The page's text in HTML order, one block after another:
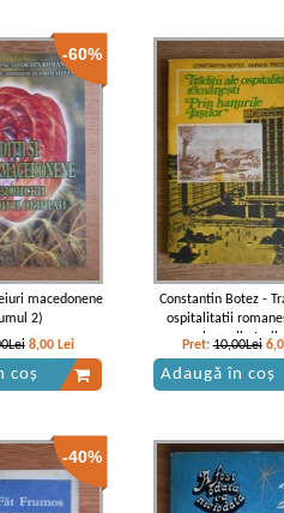
- Literatura
(volumul 2)
Mihai Eminescu -
populara
-60%
macedonene
2)
8,00 Lei
coș
Constantin Botez -
ospitalitatii
hanurile
Pret:10,00Lei
Adaugă în coș
-40%